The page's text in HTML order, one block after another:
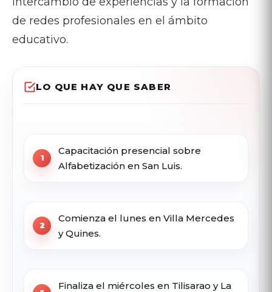
de redes profesionales en el ámbito
educativo.
LO QUE HAY QUE SABER
Capacitación presencial sobre
Alfabetización en San Luis.
Comienza el lunes en Villa Mercedes
y Quines.
Finaliza el miércoles en Tilisarao y La